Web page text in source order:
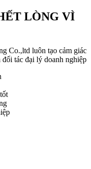
LÒNG VÌ
Co.,ltd luôn tạo cảm giác
tác đại lý doanh nghiệp